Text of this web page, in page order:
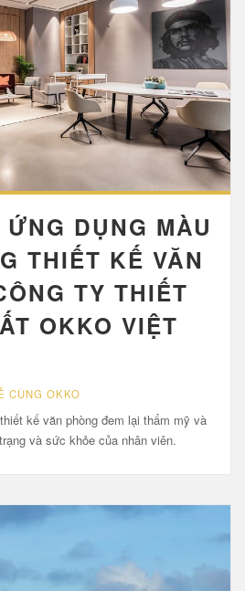
DỤNG MÀU
THIẾT KẾ VĂN
TY THIẾT
OKKO VIỆT
CÙNG OKKO
kế văn phòng đem lại thẩm mỹ và
và sức khỏe của nhân viên.